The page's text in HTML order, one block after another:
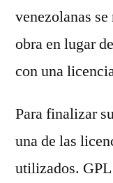
venezolanas
obra en lugar
con una
Para finalizar
una de las
utilizados.